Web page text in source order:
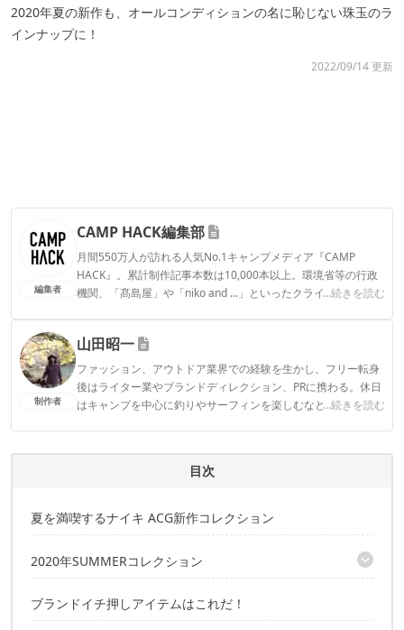
2020年夏の新作も、オールコンディションの名に恥じない珠玉のラ
インナップに！
2022/09/14 更新
編集者
CAMP HACK編集部
月間550万人が訪れる人気No.1キャンプメディア『CAMP
HACK』。累計制作記事本数は10,000本以上。環境省等の行政
機関、「髙島屋」や「niko and ...」といったクライアントとの
...続きを読む
CAMP HACK編集部のプロフィール
制作者
山田昭一
ファッション、アウトドア業界での経験を生かし、フリー転身
後はライター業やブランドディレクション、PRに携わる。休日
はキャンプを中心に釣りやサーフィンを楽しむなど本格的なア
...続きを読む
目次
夏を満喫するナイキ ACG新作コレクション
2020年SUMMERコレクション
キャンプで活躍してくれるウェアも発見！
ACGらしい発色のいいカラー展開は健在
ブランドイチ押しアイテムはこれだ！